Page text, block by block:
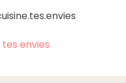
tes envies